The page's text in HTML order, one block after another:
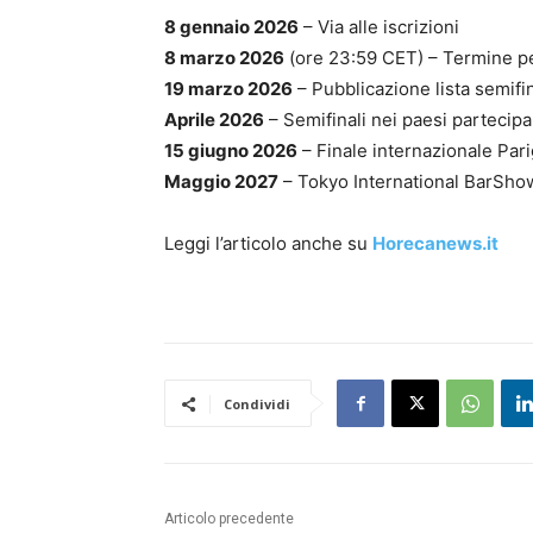
8 gennaio 2026 – Via alle iscrizioni
8 marzo 2026 (ore 23:59 CET) – Termine
19 marzo 2026 – Pubblicazione lista
Aprile 2026 – Semifinali nei paesi
15 giugno 2026 – Finale internazionale
Maggio 2027 – Tokyo International
Leggi l’articolo anche su Horecanews.it
Condividi
Articolo precedente